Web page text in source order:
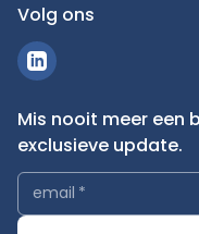
Volg ons
Mis nooit meer een
exclusieve update.
email *